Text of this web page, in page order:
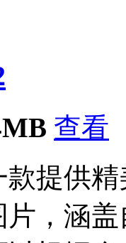
查看
款提供
，涵